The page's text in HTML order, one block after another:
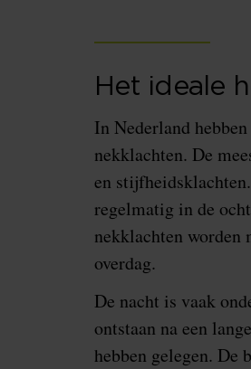
Het ideale
In Nederland
nekklachten. De
en
regelmatig in de
nekklachten worden
overdag.
De nacht is vaak
ontstaan na een
hebben gelegen. De